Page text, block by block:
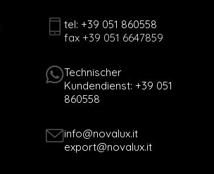
tel: +39 051 860558
fax +39 051 6647859
Technischer
Kundendienst: +39 051
860558
info@novalux.it
export@novalux.it